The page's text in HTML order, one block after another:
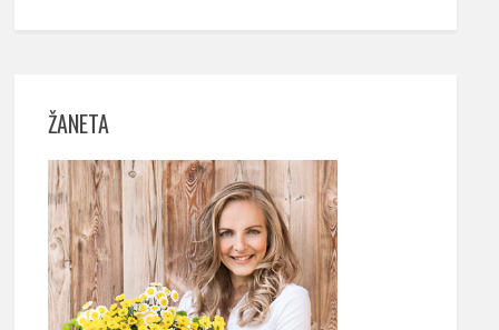
ŽANETA